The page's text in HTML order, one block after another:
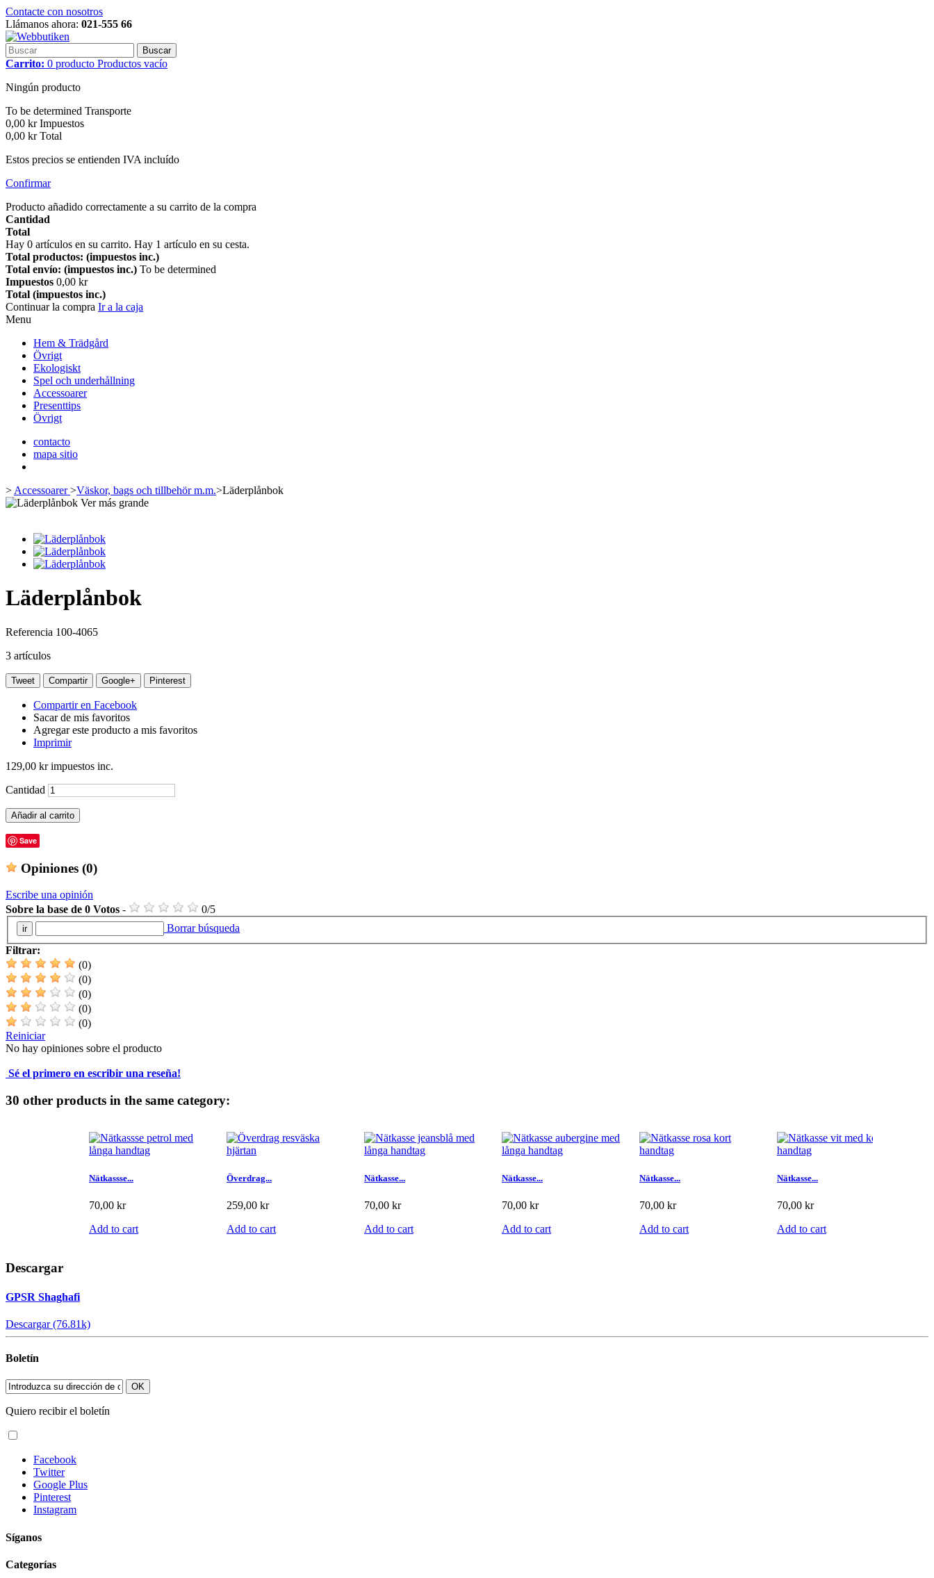
Contacte con nosotros
Llámanos ahora: 021-555 66
Buscar
Carrito: 0 producto Productos vacío
Ningún producto
To be determined Transporte
0,00 kr Impuestos
0,00 kr Total
Estos precios se entienden IVA incluído
Confirmar
Producto añadido correctamente a su carrito de la compra
Cantidad
Total
Hay 0 artículos en su carrito. Hay 1 artículo en su cesta.
Total productos: (impuestos inc.)
Total envío: (impuestos inc.) To be determined
Impuestos 0,00 kr
Total (impuestos inc.)
Continuar la compra Ir a la caja
Menu
Hem & Trädgård
Övrigt
Ekologiskt
Spel och underhållning
Accessoarer
Presenttips
Övrigt
contacto
mapa sitio
> Accessoarer>Väskor, bags och tillbehör m.m.>Läderplånbok
Ver más grande
Läderplånbok
Referencia 100-4065
3 artículos
Tweet Compartir Google+ Pinterest
Compartir en Facebook
Sacar de mis favoritos
Agregar este producto a mis favoritos
Imprimir
129,00 krimpuestos inc.
Cantidad
Añadir al carrito
Save
Opiniones (0)
Escribe una opinión
Sobre la base de 0 Votos - 0/5
Borrar búsqueda
Filtrar:
(0)
(0)
(0)
(0)
(0)
Reiniciar
No hay opiniones sobre el producto
Sé el primero en escribir una reseña!
30 other products in the same category:
Nätkassse...
70,00 kr
Add to cart
Överdrag...
259,00 kr
Add to cart
Nätkasse...
70,00 kr
Add to cart
Nätkasse...
70,00 kr
Add to cart
Nätkasse...
70,00 kr
Add to cart
Nätkasse...
70,00 kr
Add to cart
Descargar
GPSR Shaghafi
Descargar (76.81k)
Boletín
OK
Quiero recibir el boletín
Facebook
Twitter
Google Plus
Pinterest
Instagram
Síganos
Categorías